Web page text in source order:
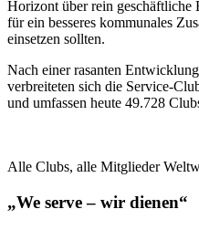
Horizont über rein geschäftliche
für ein besseres kommunales
einsetzen sollten.
Nach einer rasanten
verbreiteten sich die Service-
und umfassen heute 49.728
Alle Clubs, alle Mitglieder
„We serve – wir dienen“